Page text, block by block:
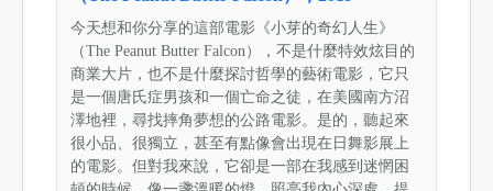
今天想和你分享的這部電影《小芽的奇幻人生》
（The Peanut Butter Falcon），不是什麼特效炫目的
商業大片，也不是什麼探討哲學的藝術電影，它只
是一個唐氏症男孩和一個亡命之徒，在美國南方沼
澤地裡，尋找摔角夢想的公路電影。是的，聽起來
很小品、很獨立，甚至有點像會出現在日舞影展上
的電影。但對我來說，它卻是一部在我感到迷惘困